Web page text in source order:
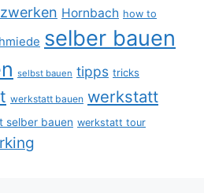
Hornbach how to
selber bauen
selbst bauen tipps tricks
werkstatt bauen werkstatt
selber bauen werkstatt tour